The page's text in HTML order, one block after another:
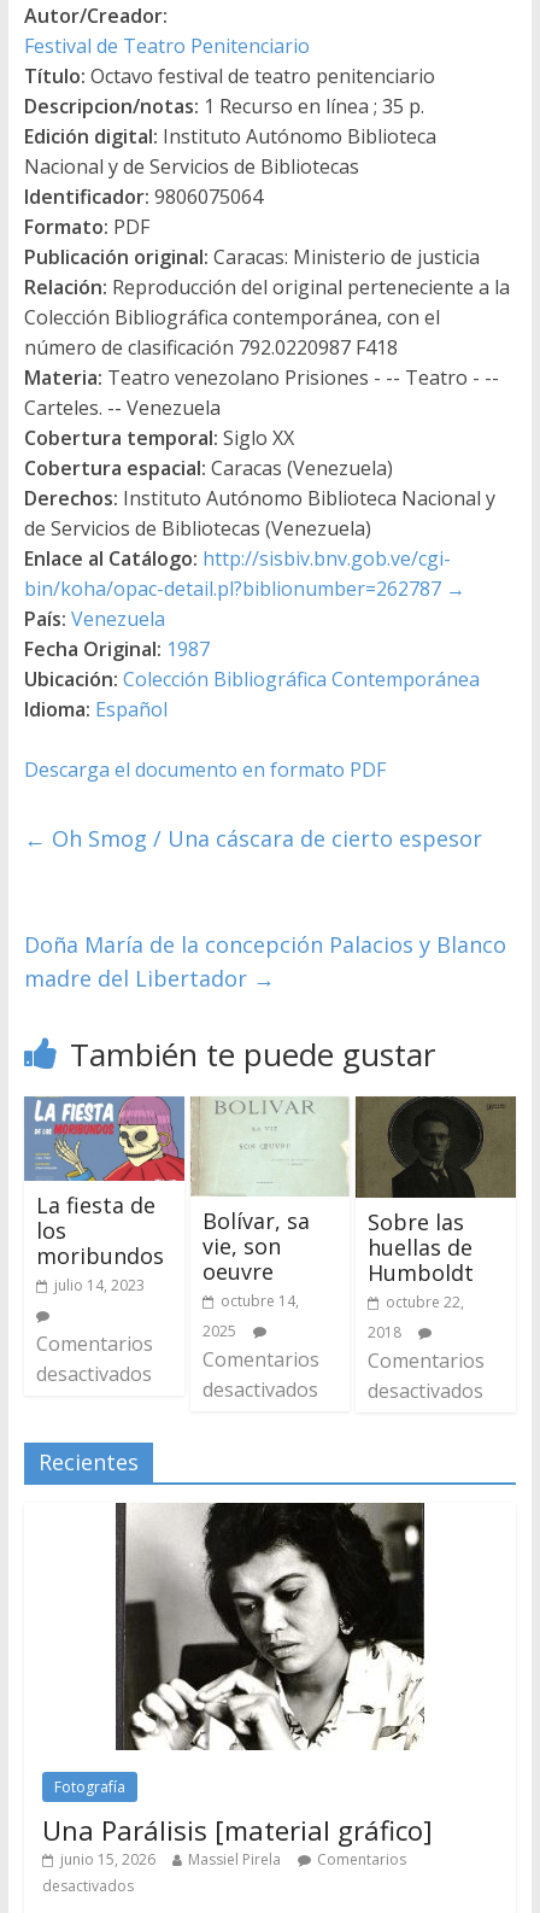
Autor/Creador:
Festival de Teatro Penitenciario
Título: Octavo festival de teatro penitenciario
Descripcion/notas: 1 Recurso en línea ; 35 p.
Edición digital: Instituto Autónomo Biblioteca
Nacional y de Servicios de Bibliotecas
Identificador: 9806075064
Formato: PDF
Publicación original: Caracas: Ministerio de justicia
Relación: Reproducción del original perteneciente a la
Colección Bibliográfica contemporánea, con el
número de clasificación 792.0220987 F418
Materia: Teatro venezolano Prisiones - -- Teatro - --
Carteles. -- Venezuela
Cobertura temporal: Siglo XX
Cobertura espacial: Caracas (Venezuela)
Derechos: Instituto Autónomo Biblioteca Nacional y
de Servicios de Bibliotecas (Venezuela)
Enlace al Catálogo: http://sisbiv.bnv.gob.ve/cgi-
bin/koha/opac-detail.pl?biblionumber=262787 →
País: Venezuela
Fecha Original: 1987
Ubicación: Colección Bibliográfica Contemporánea
Idioma: Español
Descarga el documento en formato PDF
← Oh Smog / Una cáscara de cierto espesor
Doña María de la concepción Palacios y Blanco
madre del Libertador →
También te puede gustar
La fiesta de
los
moribundos
julio 14, 2023
Comentarios
desactivados
Bolívar, sa
vie, son
oeuvre
octubre 14,
2025
Comentarios
desactivados
Sobre las
huellas de
Humboldt
octubre 22,
2018
Comentarios
desactivados
Recientes
Fotografía
Una Parálisis [material gráfico]
junio 15, 2026 Massiel Pirela
Comentarios
desactivados